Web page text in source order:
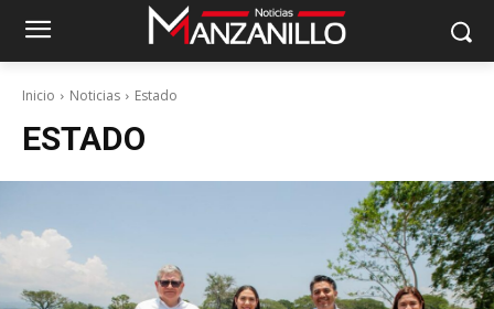
Inicio Noticias Estado
ESTADO